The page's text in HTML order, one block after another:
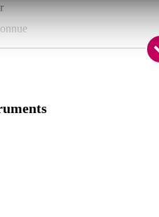
pack), Intel Core i5 or similar
USB 2.0, 1GB of free